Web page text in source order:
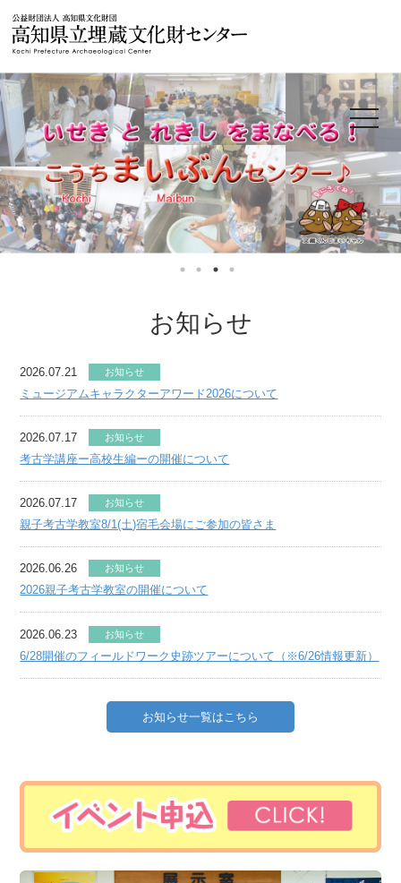
toggle
お知らせ
2026.07.21 お知らせ
ミュージアムキャラクターアワード2026について
2026.07.17 お知らせ
考古学講座ー高校生編ーの開催について
2026.07.17 お知らせ
親子考古学教室8/1(土)宿毛会場にご参加の皆さま
2026.06.26 お知らせ
2026親子考古学教室の開催について
2026.06.23 お知らせ
6/28開催のフィールドワーク史跡ツアーについて（※6/26情報更新）
お知らせ一覧はこちら